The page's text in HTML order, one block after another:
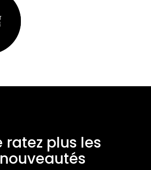
ratez plus les
nouveautés